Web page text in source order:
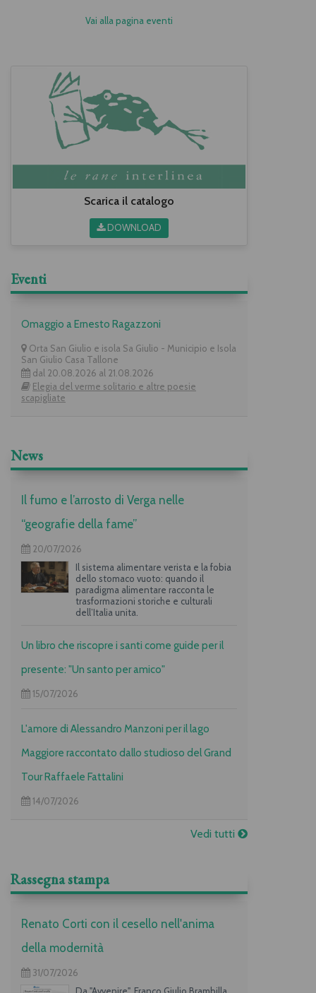
Vai alla pagina eventi
Scarica il catalogo
DOWNLOAD
Eventi
Omaggio a Ernesto Ragazzoni
Orta San Giulio e isola Sa Giulio - Municipio e Isola
San Giulio Casa Tallone
dal 20.08.2026 al 21.08.2026
Elegia del verme solitario e altre poesie
scapigliate
News
Il fumo e l’arrosto di Verga nelle
“geografie della fame”
20/07/2026
Il sistema alimentare verista e la fobia
dello stomaco vuoto: quando il
paradigma alimentare racconta le
trasformazioni storiche e culturali
dell’Italia unita.
Un libro che riscopre i santi come guide per il
presente: "Un santo per amico"
15/07/2026
L'amore di Alessandro Manzoni per il lago
Maggiore raccontato dallo studioso del Grand
Tour Raffaele Fattalini
14/07/2026
Vedi tutti
Rassegna stampa
Renato Corti con il cesello nell'anima
della modernità
31/07/2026